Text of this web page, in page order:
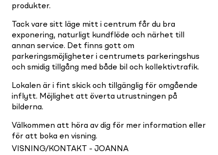
produkter.
Tack vare sitt läge mitt i centrum får du bra
exponering, naturligt kundflöde och närhet till
annan service. Det finns gott om
parkeringsmöjligheter i centrumets parkeringshus
och smidig tillgång med både bil och kollektivtrafik.
Lokalen är i fint skick och tillgänglig för omgående
inflytt. Möjlighet att överta utrustningen på
bilderna.
Välkommen att höra av dig för mer information eller
för att boka en visning.
VISNING/KONTAKT - JOANNA